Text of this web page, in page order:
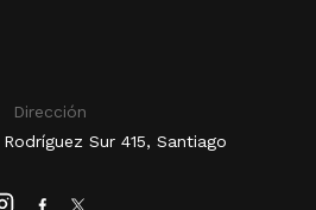
Dirección
Sur 415, Santiago